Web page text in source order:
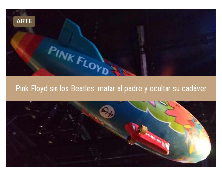
ARTE
Pink Floyd sin los Beatles: matar al padre y ocultar su cadáver